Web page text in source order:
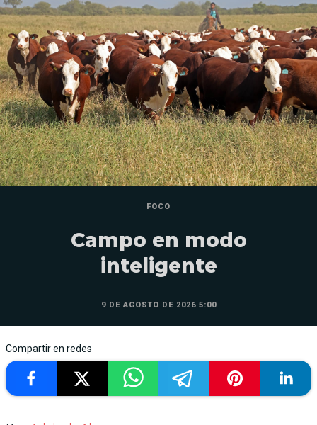
FOCO
Campo en modo
inteligente
9 DE AGOSTO DE 2026 5:00
Compartir en redes